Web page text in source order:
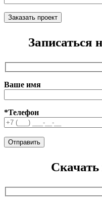
Записаться
Ваше имя
*Телефон
Скачать